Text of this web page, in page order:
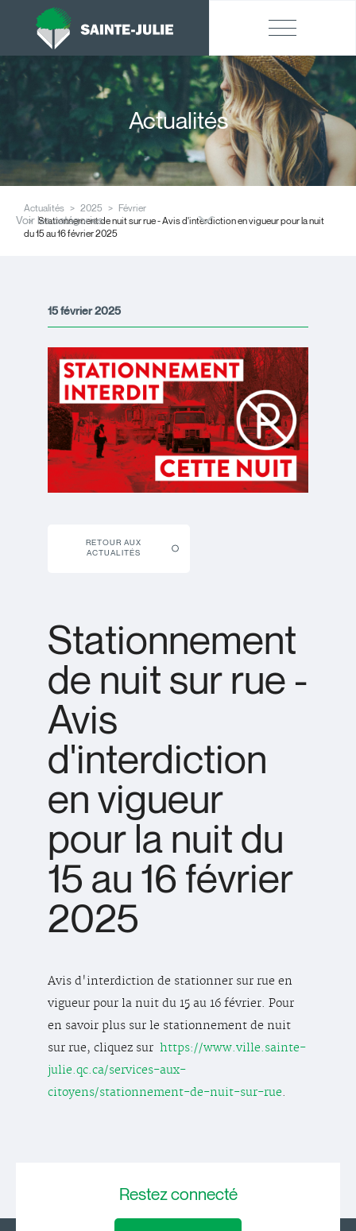
Actualités
Actualités 2025
Février
Stationnement de nuit sur rue - Avis d'interdiction en vigueur pour la nuit
du 15 au 16 février 2025
Voir les catégories
15 février 2025
RETOUR AUX
ACTUALITÉS
Stationnement
de nuit sur rue -
Avis
d'interdiction
en vigueur
pour la nuit du
15 au 16 février
2025
Avis d'interdiction de stationner sur rue en
vigueur pour la nuit du 15 au 16 février. Pour
en savoir plus sur le stationnement de nuit
sur rue, cliquez sur https://www.ville.sainte-
julie.qc.ca/services-aux-
citoyens/stationnement-de-nuit-sur-rue.
Restezconnecté